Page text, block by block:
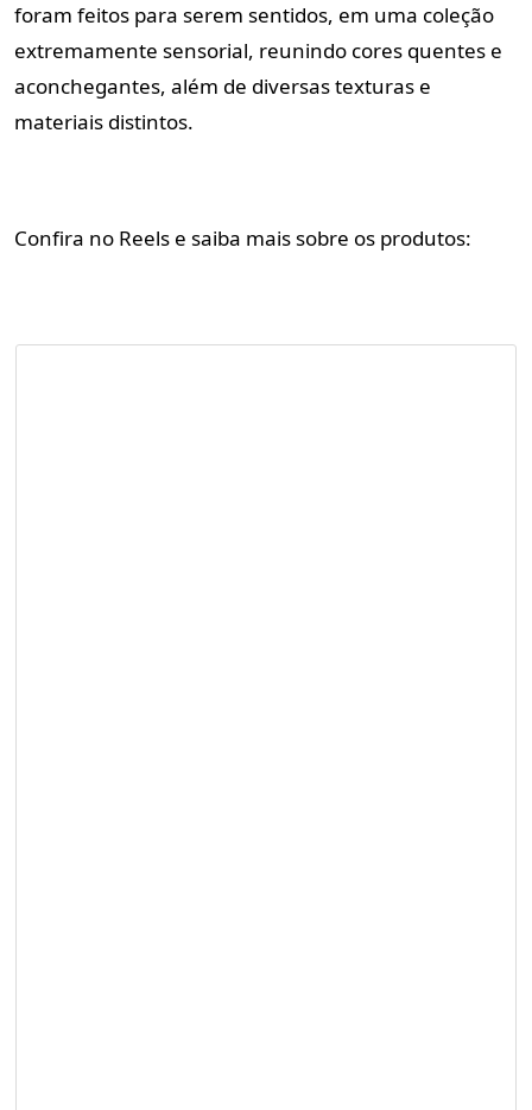
foram feitos para serem sentidos, em uma coleção
extremamente sensorial, reunindo cores quentes e
aconchegantes, além de diversas texturas e
materiais distintos.
Confira no Reels e saiba mais sobre os produtos: